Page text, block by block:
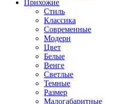
Прихожие
Стиль
Классика
Современные
Модерн
Цвет
Белые
Венге
Светлые
Темные
Размер
Малогабаритные